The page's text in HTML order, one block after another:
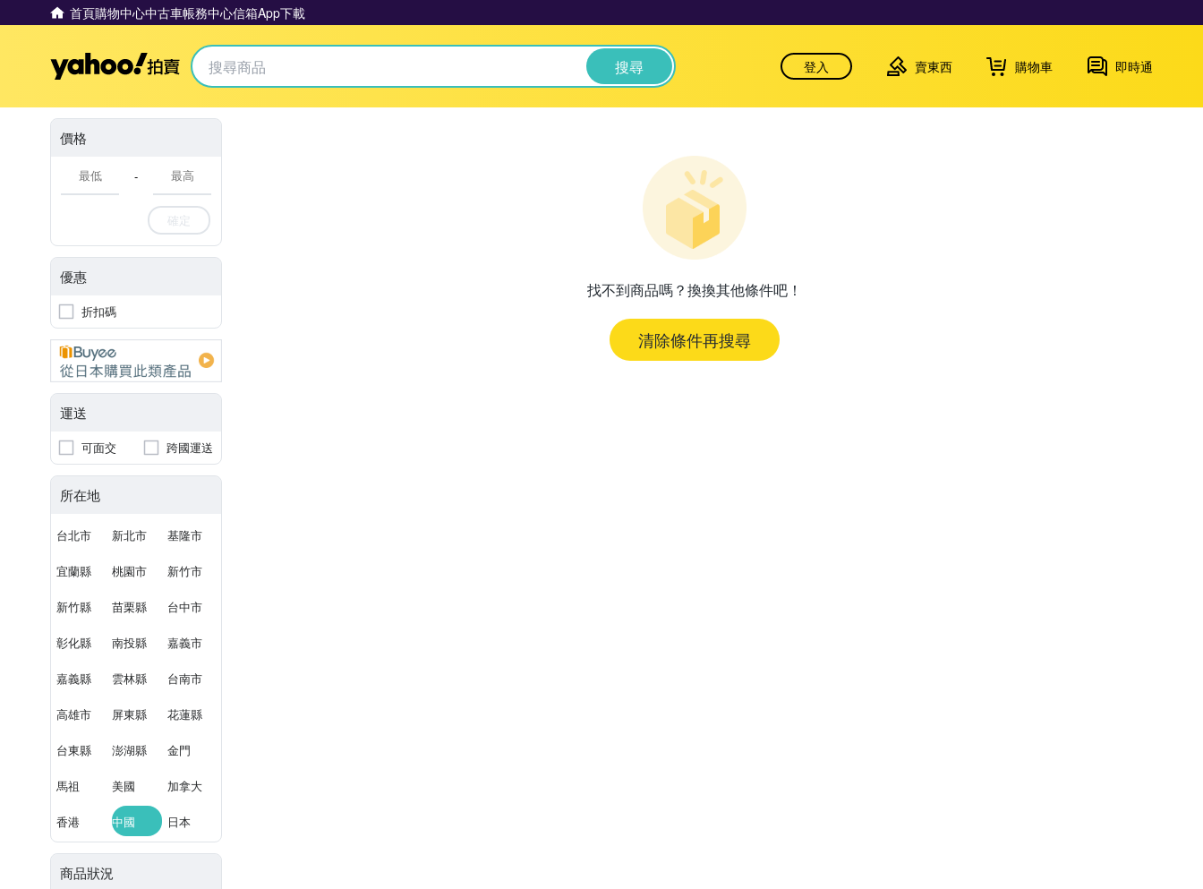
首頁購物中心中古車帳務中心信箱App下載
Yahoo拍賣 搜尋 登入 賣東西 購物車 即時通
價格
-
確定
優惠
折扣碼
運送
可面交 跨國運送
所在地
台北市 新北市 基隆市
宜蘭縣 桃園市 新竹市
新竹縣 苗栗縣 台中市
彰化縣 南投縣 嘉義市
嘉義縣 雲林縣 台南市
高雄市 屏東縣 花蓮縣
台東縣 澎湖縣 金門
馬祖 美國 加拿大
香港 中國 日本
商品狀況
找不到商品嗎？換換其他條件吧！
清除條件再搜尋